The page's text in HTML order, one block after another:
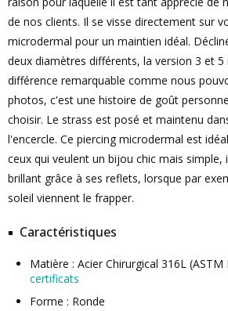
de nos clients. Il se visse directement sur
microdermal pour un maintien idéal.
deux diamètres différents, la version 3 et
différence remarquable comme nous
photos, c'est une histoire de goût
choisir. Le strass est posé et maintenu
l'encercle. Ce piercing microdermal est
ceux qui veulent un bijou chic mais
brillant grâce à ses reflets, lorsque par
soleil viennent le frapper.
Caractéristiques
Matière : Acier Chirurgical 316L (ASTM
certificats
Forme : Ronde